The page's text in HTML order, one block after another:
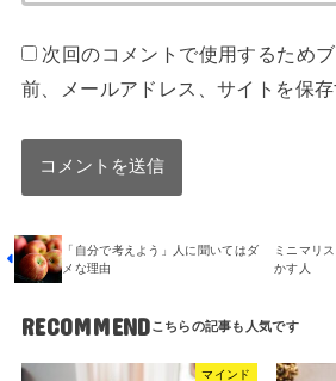
次回のコメントで使用するため
前、メールアドレス、サイトを保存
「自分で考えよう」人に聞いてはダ
メな理由
ミニマリ
かす人
RECOMMEND
マインド